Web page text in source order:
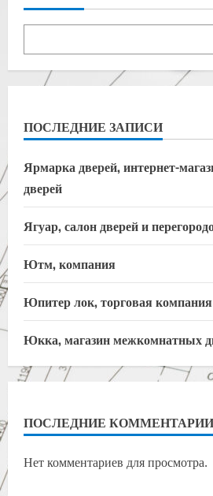
ПОСЛЕДНИЕ ЗАПИСИ
Ярмарка дверей, интернет-
дверей
Ягуар, салон дверей и
Ютм, компания
Юпитер лок, торговая компания
Юкка, магазин межкомнатных
ПОСЛЕДНИЕ КОММЕНТАРИИ
Нет комментариев для просмотра.